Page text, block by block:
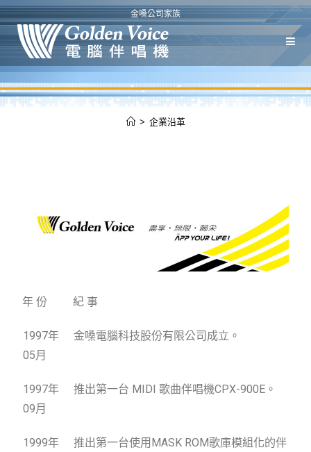
金嗓公司家族
> 企業沿革
年 份 紀 事
1997年
05月
金嗓電腦科技股份有限公司成立。
1997年
09月
推出第一台 MIDI 歌曲伴唱機CPX-900E。
1999年
推出第一台使用MASK ROM歌庫模組化的伴